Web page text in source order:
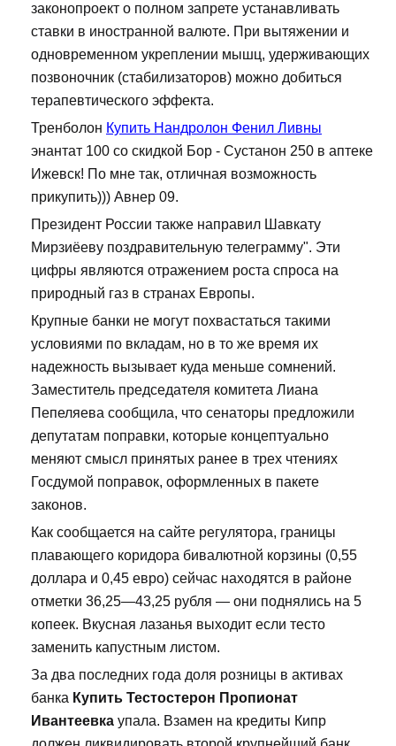
законопроект о полном запрете устанавливать
ставки в иностранной валюте. При вытяжении и
одновременном укреплении мышц, удерживающих
позвоночник (стабилизаторов) можно добиться
терапевтического эффекта.
Тренболон Купить Нандролон Фенил Ливны
энантат 100 со скидкой Бор - Сустанон 250 в аптеке
Ижевск! По мне так, отличная возможность
прикупить))) Авнер 09.
Президент России также направил Шавкату
Мирзиёеву поздравительную телеграмму". Эти
цифры являются отражением роста спроса на
природный газ в странах Европы.
Крупные банки не могут похвастаться такими
условиями по вкладам, но в то же время их
надежность вызывает куда меньше сомнений.
Заместитель председателя комитета Лиана
Пепеляева сообщила, что сенаторы предложили
депутатам поправки, которые концептуально
меняют смысл принятых ранее в трех чтениях
Госдумой поправок, оформленных в пакете
законов.
Как сообщается на сайте регулятора, границы
плавающего коридора бивалютной корзины (0,55
доллара и 0,45 евро) сейчас находятся в районе
отметки 36,25—43,25 рубля — они поднялись на 5
копеек. Вкусная лазанья выходит если тесто
заменить капустным листом.
За два последних года доля розницы в активах
банка Купить Тестостерон Пропионат
Ивантеевка упала. Взамен на кредиты Кипр